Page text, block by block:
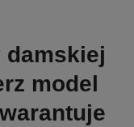
damskiej
model